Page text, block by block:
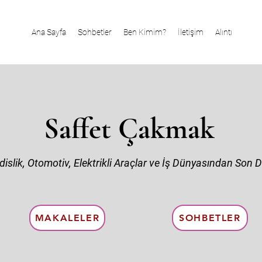
Ana Sayfa Sohbetler Ben Kimim? İletişim Alıntı
Saffet Çakmak
Elektrikli Araçlar İş Dünyasından Son
Saffet Çakmak
Otomotiv, Elektrikli Araçlar ve İş Dünyasından Son
MAKALELER SOHBETLER